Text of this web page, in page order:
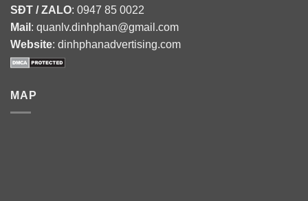
SĐT / ZALO: 0947 85 0022
Mail : quanlv.dinhphan@gmail.com
Website: dinhphanadvertising.com
MAP